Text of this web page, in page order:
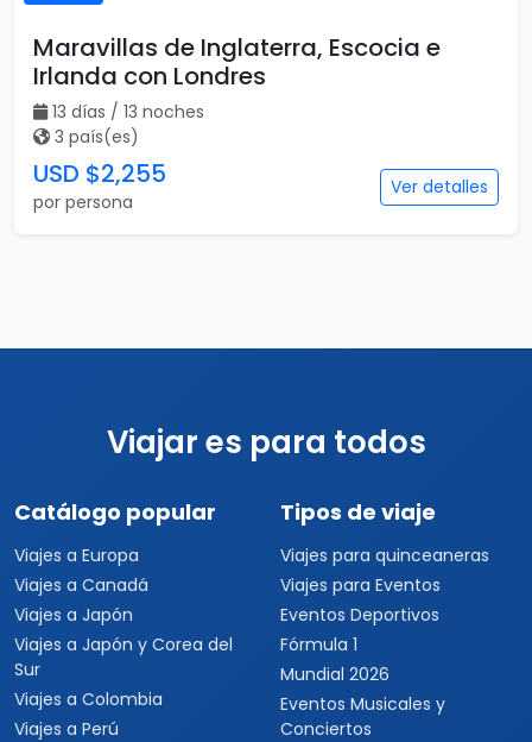
Maravillas de Inglaterra, Escocia e
Irlanda con Londres
13 días / 13 noches
3 país(es)
USD $2,255
por persona
Ver detalles
Viajar es para todos
Catálogo popular
Viajes a Europa
Viajes a Canadá
Viajes a Japón
Viajes a Japón y Corea del
Sur
Viajes a Colombia
Viajes a Perú
Tipos de viaje
Viajes para quinceaneras
Viajes para Eventos
Eventos Deportivos
Fórmula 1
Mundial 2026
Eventos Musicales y
Conciertos